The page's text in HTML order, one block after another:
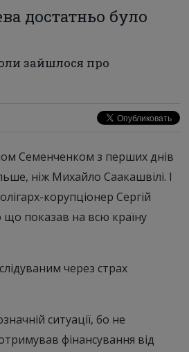
достатньо було
зайшлося про
Семенченком з перших днів
ніж Михайло Саакашвілі. І
корупціонер Сергій
що показав на всю країну
через страх
ситуації, бо не
фінансування від